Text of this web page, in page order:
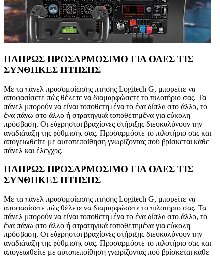
ΠΛΗΡΩΣ ΠΡΟΣΑΡΜΟΣΙΜΟ ΓΙΑ ΟΛΕΣ ΤΙΣ
ΣΥΝΘΗΚΕΣ ΠΤΗΣΗΣ
Με τα πάνελ προσομοίωσης πτήσης Logitech G, μπορείτε να
αποφασίσετε πώς θέλετε να διαμορφώσετε το πιλοτήριο σας. Τα
πάνελ μπορούν να είναι τοποθετημένα το ένα δίπλα στο άλλο, το
ένα πάνω στο άλλο ή στρατηγικά τοποθετημένα για εύκολη
πρόσβαση. Οι εύχρηστοι βραχίονες στήριξης διευκολύνουν την
αναδιάταξη της ρύθμισής σας. Προσαρμόστε το πιλοτήριο σας και
απογειωθείτε με αυτοπεποίθηση γνωρίζοντας πού βρίσκεται κάθε
πάνελ και έλεγχος.
ΠΛΗΡΩΣ ΠΡΟΣΑΡΜΟΣΙΜΟ ΓΙΑ ΟΛΕΣ ΤΙΣ
ΣΥΝΘΗΚΕΣ ΠΤΗΣΗΣ
Με τα πάνελ προσομοίωσης πτήσης Logitech G, μπορείτε να
αποφασίσετε πώς θέλετε να διαμορφώσετε το πιλοτήριο σας. Τα
πάνελ μπορούν να είναι τοποθετημένα το ένα δίπλα στο άλλο, το
ένα πάνω στο άλλο ή στρατηγικά τοποθετημένα για εύκολη
πρόσβαση. Οι εύχρηστοι βραχίονες στήριξης διευκολύνουν την
αναδιάταξη της ρύθμισής σας. Προσαρμόστε το πιλοτήριο σας και
απογειωθείτε με αυτοπεποίθηση γνωρίζοντας πού βρίσκεται κάθε